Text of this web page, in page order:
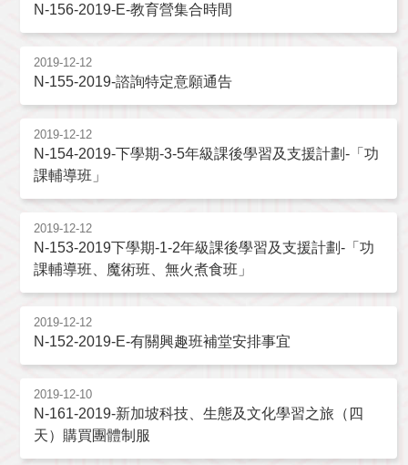
N-156-2019-E-教育營集合時間
2019-12-12
N-155-2019-諮詢特定意願通告
2019-12-12
N-154-2019-下學期-3-5年級課後學習及支援計劃-「功
課輔導班」
2019-12-12
N-153-2019下學期-1-2年級課後學習及支援計劃-「功
課輔導班、魔術班、無火煮食班」
2019-12-12
N-152-2019-E-有關興趣班補堂安排事宜
2019-12-10
N-161-2019-新加坡科技、生態及文化學習之旅（四
天）購買團體制服